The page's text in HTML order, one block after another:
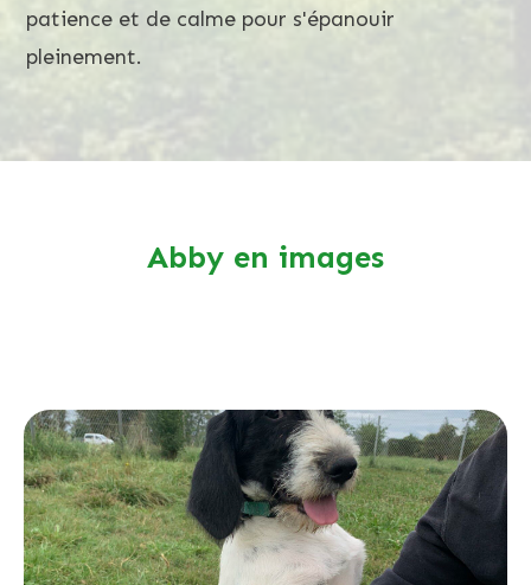
patience et de calme pour s'épanouir
pleinement.
Abby en images